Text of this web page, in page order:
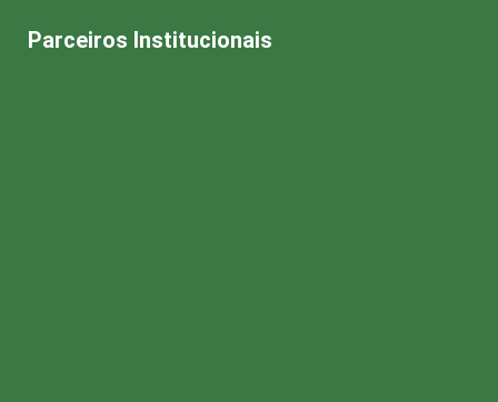
Parceiros Institucionais